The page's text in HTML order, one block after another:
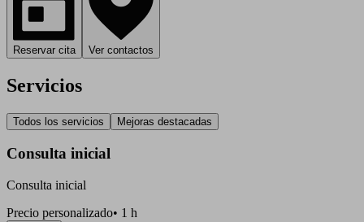
Reservar cita Ver contactos
Servicios
Todos los servicios Mejoras destacadas
Consulta inicial
Consulta inicial
Precio personalizado• 1 h